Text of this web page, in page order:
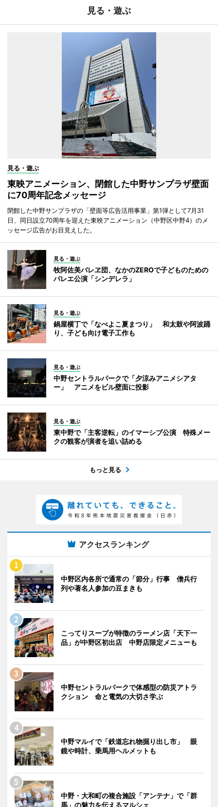
見る・遊ぶ
見る・遊ぶ
東映アニメーション、閉館した中野サンプラザ壁面
に70周年記念メッセージ
閉館した中野サンプラザの「壁面等広告活用事業」第1弾として7月31
日、同日設立70周年を迎えた東映アニメーション（中野区中野4）のメ
ッセージ広告がお目見えした。
見る・遊ぶ
牧阿佐美バレヱ団、なかのZEROで子どものための
バレエ公演「シンデレラ」
見る・遊ぶ
鍋屋横丁で「なべよこ夏まつり」 和太鼓や阿波踊
り、子ども向け電子工作も
見る・遊ぶ
中野セントラルパークで「夕涼みアニメシアタ
ー」 アニメをビル壁面に投影
見る・遊ぶ
東中野で「主客逆転」のイマーシブ公演 特殊メー
クの観客が演者を追い詰める
もっと見る
アクセスランキング
中野区内各所で通常の「節分」行事 僧兵行
列や著名人参加の豆まきも
こってりスープが特徴のラーメン店「天下一
品」が中野区初出店 中野店限定メニューも
中野セントラルパークで体感型の防災アトラ
クション 命と電気の大切さ学ぶ
中野マルイで「鉄道忘れ物掘り出し市」 眼
鏡や時計、乗馬用ヘルメットも
中野・大和町の複合施設「アンテナ」で「群
馬」の魅力を伝えるマルシェ